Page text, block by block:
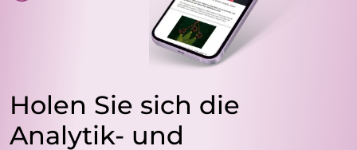
Holen Sie sich die
Analytik- und